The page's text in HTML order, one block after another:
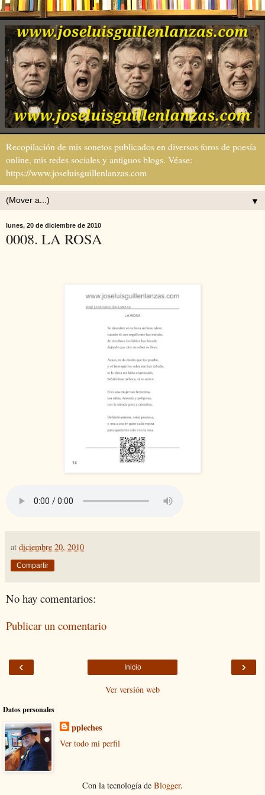
Recopilación de mis sonetos publicados en diversos foros de poesía
online, mis redes sociales y antiguos blogs. Véase:
https://www.joseluisguillenlanzas.com
▼
lunes, 20 de diciembre de 2010
0008. LA ROSA
at diciembre 20, 2010
Compartir
No hay comentarios:
Publicar un comentario
‹ ›
Inicio
Ver versión web
Datos personales
ppleches
Ver todo mi perfil
Con la tecnología de Blogger.